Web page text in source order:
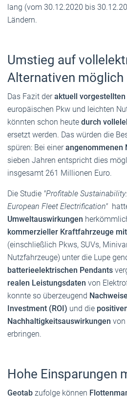
lang (vom 30.12.2020 bis
Ländern.
Umstieg auf
Alternativen möglich
Das Fazit deraktuell vorgestellten
europäischen Pkw und leichten
könnten schon heute durch
ersetzt werden. Das würden die
spüren: Bei einerangenommenen
sieben Jahren entspricht dies
insgesamt 261 Millionen Euro.
Die Studie "Profitable
European Fleet Electrification"
Umweltauswirkungen
kommerzieller Kraftfahrzeuge
(einschließlich Pkws, SUVs,
Nutzfahrzeuge) unter die Lupe
batterieelektrischen Pendants
realen Leistungsdaten von
konnte so überzeugend Nachweise
Investment (ROI) und die
Nachhaltigkeitsauswirkungen von
erbringen.
Hohe Einsparungen
Geotab zufolge können